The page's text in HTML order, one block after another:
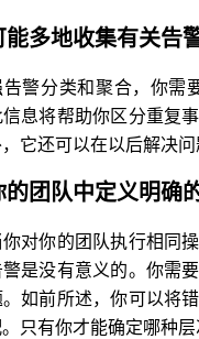
能多地收集有关告
警分类和聚合，你需
息将帮助你区分重复
它还可以在以后解决问
的团队中定义明确
你对你的团队执行相同
是没有意义的。你需
如前所述，你可以将
只有你才能确定哪种